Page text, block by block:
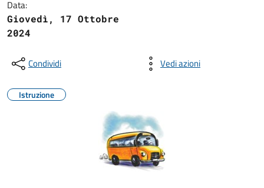
Data:
Giovedì, 17 Ottobre
2024
Condividi Vedi azioni
Istruzione